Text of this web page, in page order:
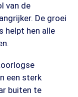
van de
De groei
helpt hen alle
een sterk
buiten te